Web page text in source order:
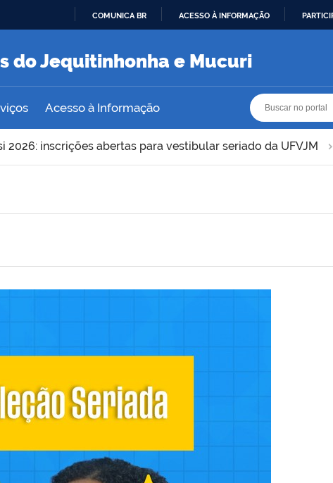
O
COMUNICA BR ACESSO À INFORMAÇÃO
do Jequitinhonha e Mucuri
Acesso à Informação
2026: inscrições abertas para vestibular seriado da UFVJM